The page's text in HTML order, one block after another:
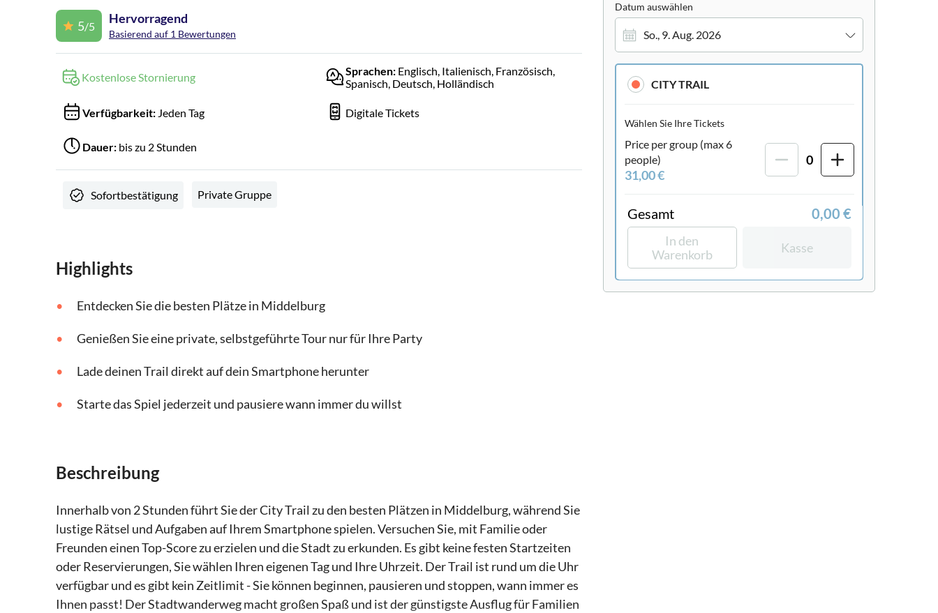
5/5
Hervorragend
Basierend auf 1 Bewertungen
Kostenlose Stornierung Sprachen: Englisch, Italienisch, Französisch,
Spanisch, Deutsch, Holländisch
Verfügbarkeit: Jeden Tag Digitale Tickets
Dauer: bis zu 2 Stunden
Sofortbestätigung Private Gruppe
Highlights
Entdecken Sie die besten Plätze in Middelburg
Genießen Sie eine private, selbstgeführte Tour nur für Ihre Party
Lade deinen Trail direkt auf dein Smartphone herunter
Starte das Spiel jederzeit und pausiere wann immer du willst
Beschreibung
Innerhalb von 2 Stunden führt Sie der City Trail zu den besten Plätzen in Middelburg, während Sie
lustige Rätsel und Aufgaben auf Ihrem Smartphone spielen. Versuchen Sie, mit Familie oder
Freunden einen Top-Score zu erzielen und die Stadt zu erkunden. Es gibt keine festen Startzeiten
oder Reservierungen, Sie wählen Ihren eigenen Tag und Ihre Uhrzeit. Der Trail ist rund um die Uhr
verfügbar und es gibt kein Zeitlimit - Sie können beginnen, pausieren und stoppen, wann immer es
Ihnen passt! Der Stadtwanderweg macht großen Spaß und ist der günstigste Ausflug für Familien
Datum auswählen
So., 9. Aug. 2026
CITY TRAIL
Wählen Sie Ihre Tickets
Price per group (max 6
people)
31,00 €
0
Gesamt 0,00 €
In den
Warenkorb
Kasse